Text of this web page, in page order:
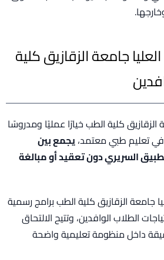
جامعة الزقازيق كلية
الزقازيق كلية الطب خيارًا عمليًا ومدروسًا
في تعليم طبي معتمد،يجمع بين
السريري دون تعقيد أو مبالغة
جامعة الزقازيق كلية الطب برامج رسمية
الطلاب الوافدين، وتتيح الالتحاق
داخل منظومة تعليمية واضحة